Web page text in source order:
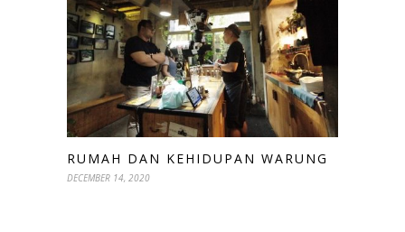
RUMAH DAN KEHIDUPAN WARUNG
DECEMBER 14, 2020